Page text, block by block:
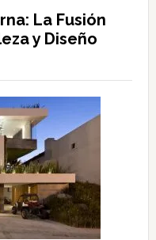
La Fusión
y Diseño